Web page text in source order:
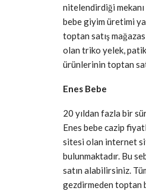
nitelendirdiği
bebe giyim üretimi
toptan satış
olan triko yelek,
ürünlerinin toptan
Enes Bebe
20 yıldan fazla bir
Enes bebe cazip
sitesi olan internet
bulunmaktadır. Bu
satın alabilirsiniz.
gezdirmeden toptan